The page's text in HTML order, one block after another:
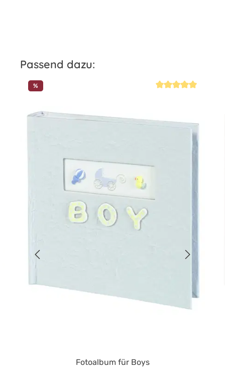
Produktgalerie überspringen
Passend dazu:
%
Fotoalbum für Boys